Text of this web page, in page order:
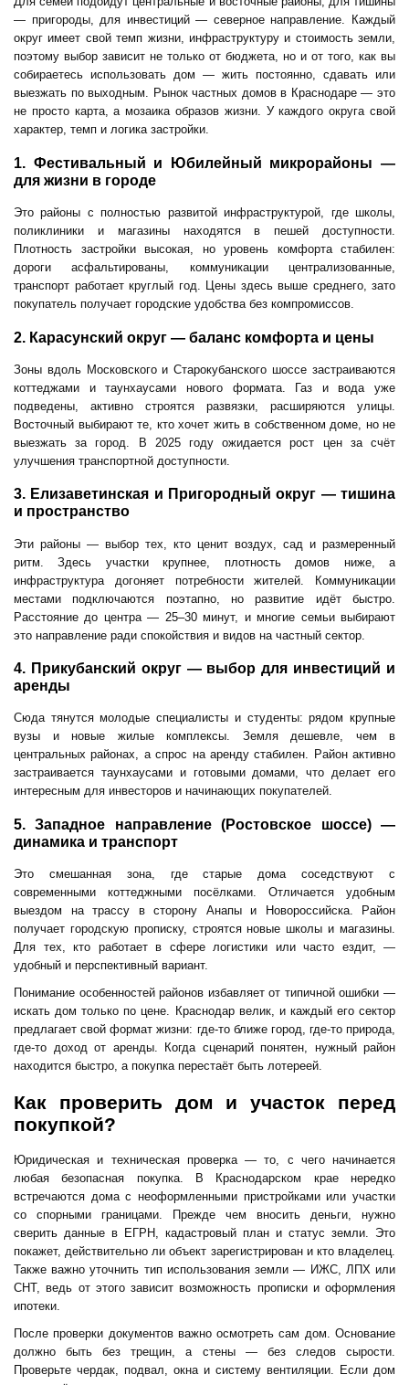
— пригороды, для инвестиций — северное направление. Каждый
округ имеет свой темп жизни, инфраструктуру и стоимость земли,
поэтому выбор зависит не только от бюджета, но и от того, как вы
собираетесь использовать дом — жить постоянно, сдавать или
выезжать по выходным. Рынок частных домов в Краснодаре — это
не просто карта, а мозаика образов жизни. У каждого округа свой
характер, темп и логика застройки.
1. Фестивальный и Юбилейный микрорайоны —
для жизни в городе
Это районы с полностью развитой инфраструктурой, где школы,
поликлиники и магазины находятся в пешей доступности.
Плотность застройки высокая, но уровень комфорта стабилен:
дороги асфальтированы, коммуникации централизованные,
транспорт работает круглый год. Цены здесь выше среднего, зато
покупатель получает городские удобства без компромиссов.
2. Карасунский округ — баланс комфорта и цены
Зоны вдоль Московского и Старокубанского шоссе застраиваются
коттеджами и таунхаусами нового формата. Газ и вода уже
подведены, активно строятся развязки, расширяются улицы.
Восточный выбирают те, кто хочет жить в собственном доме, но не
выезжать за город. В 2025 году ожидается рост цен за счёт
улучшения транспортной доступности.
3. Елизаветинская и Пригородный округ — тишина
и пространство
Эти районы — выбор тех, кто ценит воздух, сад и размеренный
ритм. Здесь участки крупнее, плотность домов ниже, а
инфраструктура догоняет потребности жителей. Коммуникации
местами подключаются поэтапно, но развитие идёт быстро.
Расстояние до центра — 25–30 минут, и многие семьи выбирают
это направление ради спокойствия и видов на частный сектор.
4. Прикубанский округ — выбор для инвестиций и
аренды
Сюда тянутся молодые специалисты и студенты: рядом крупные
вузы и новые жилые комплексы. Земля дешевле, чем в
центральных районах, а спрос на аренду стабилен. Район активно
застраивается таунхаусами и готовыми домами, что делает его
интересным для инвесторов и начинающих покупателей.
5. Западное направление (Ростовское шоссе) —
динамика и транспорт
Это смешанная зона, где старые дома соседствуют с
современными коттеджными посёлками. Отличается удобным
выездом на трассу в сторону Анапы и Новороссийска. Район
получает городскую прописку, строятся новые школы и магазины.
Для тех, кто работает в сфере логистики или часто ездит, —
удобный и перспективный вариант.
Понимание особенностей районов избавляет от типичной ошибки —
искать дом только по цене. Краснодар велик, и каждый его сектор
предлагает свой формат жизни: где-то ближе город, где-то природа,
где-то доход от аренды. Когда сценарий понятен, нужный район
находится быстро, а покупка перестаёт быть лотереей.
Как проверить дом и участок перед
покупкой?
Юридическая и техническая проверка — то, с чего начинается
любая безопасная покупка. В Краснодарском крае нередко
встречаются дома с неоформленными пристройками или участки
со спорными границами. Прежде чем вносить деньги, нужно
сверить данные в ЕГРН, кадастровый план и статус земли. Это
покажет, действительно ли объект зарегистрирован и кто владелец.
Также важно уточнить тип использования земли — ИЖС, ЛПХ или
СНТ, ведь от этого зависит возможность прописки и оформления
ипотеки.
После проверки документов важно осмотреть сам дом. Основание
должно быть без трещин, а стены — без следов сырости.
Проверьте чердак, подвал, окна и систему вентиляции. Если дом